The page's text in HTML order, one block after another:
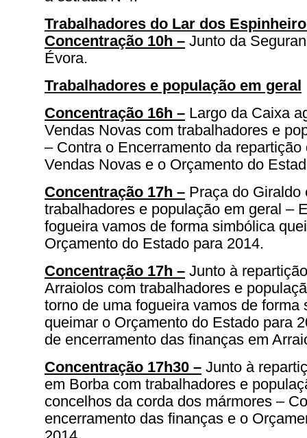
Trabalhadores do Lar dos
Concentração 10h – Junto da
Évora.
Trabalhadores e população em geral
Concentração 16h – Largo da Caixa
Vendas Novas com trabalhadores e
– Contra o Encerramento da
Vendas Novas e o Orçamento do
Concentração 17h – Praça do Giraldo
trabalhadores e população em geral –
fogueira vamos de forma simbólica
Orçamento do Estado para 2014.
Concentração 17h – Junto à
Arraiolos com trabalhadores e
torno de uma fogueira vamos de forma
queimar o Orçamento do Estado para
de encerramento das finanças em
Concentração 17h30 – Junto à
em Borba com trabalhadores e
concelhos da corda dos mármores –
encerramento das finanças e o